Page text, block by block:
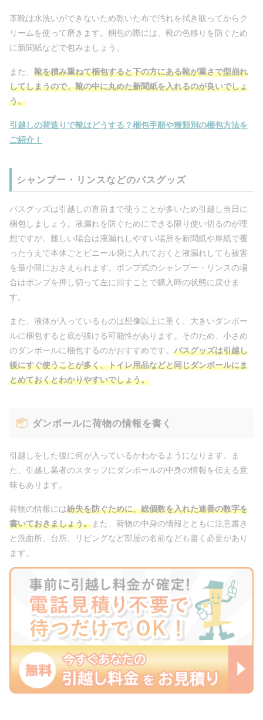
革靴は水洗いができないため乾いた布で汚れを拭き取ってからク
リームを使って磨きます。梱包の際には、靴の色移りを防ぐため
に新聞紙などで包みましょう。
また、 靴を積み重ねて梱包すると下の方にある靴が重さで型崩れ
してしまうので、靴の中に丸めた新聞紙を入れるのが良いでしょ
う。
引越しの荷造りで靴はどうする？梱包手順や種類別の梱包方法を
ご紹介！
シャンプー・リンスなどのバスグッズ
バスグッズは引越しの直前まで使うことが多いため引越し当日に
梱包しましょう。液漏れを防ぐためにできる限り使い切るのが理
想ですが、難しい場合は液漏れしやすい場所を新聞紙や厚紙で覆
ったうえで本体ごとビニール袋に入れておくと液漏れしても被害
を最小限におさえられます。ポンプ式のシャンプー・リンスの場
合はポンプを押し切って左に回すことで購入時の状態に戻せま
す。
また、液体が入っているものは想像以上に重く、大きいダンボー
ルに梱包すると底が抜ける可能性があります。そのため、小さめ
のダンボールに梱包するのがおすすめです。 バスグッズは引越し
後にすぐ使うことが多く、トイレ用品などと同じダンボールにま
とめておくとわかりやすいでしょう。
ダンボールに荷物の情報を書く
引越しをした後に何が入っているかわかるようになります。ま
た、引越し業者のスタッフにダンボールの中身の情報を伝える意
味もあります。
荷物の情報には紛失を防ぐために、総個数を入れた連番の数字を
書いておきましょう。また、荷物の中身の情報とともに注意書き
と洗面所、台所、リビングなど部屋の名前なども書く必要があり
ます。